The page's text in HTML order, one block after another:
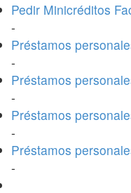
Pedir Minicréditos
-
Préstamos
-
Préstamos
-
Préstamos
-
Préstamos
-